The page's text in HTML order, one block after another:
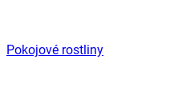
Pokojové rostliny